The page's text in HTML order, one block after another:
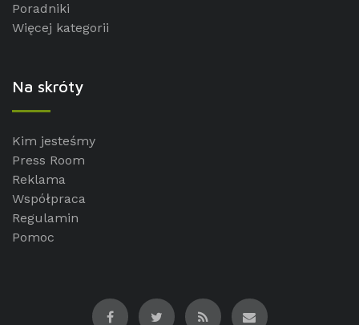
Poradniki
Więcej kategorii
Na skróty
Kim jesteśmy
Press Room
Reklama
Współpraca
Regulamin
Pomoc